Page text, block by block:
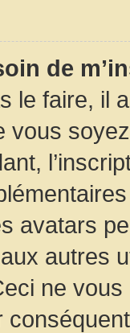
de
le faire, il
vous
avatars
autres
ne